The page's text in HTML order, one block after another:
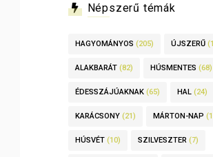
Népszerű témák
HAGYOMÁNYOS (205) ÚJSZERŰ
ALAKBARÁT (82) HÚSMENTES (68)
ÉDESSZÁJÚAKNAK (65) HAL (24)
KARÁCSONY (21) MÁRTON-NAP
HÚSVÉT (10) SZILVESZTER (7)